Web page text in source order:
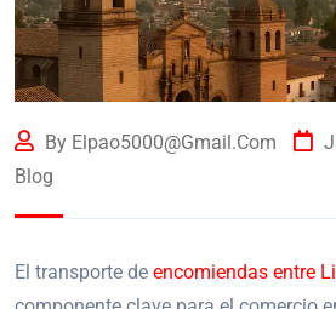
By Elpao5000@gmail.com
Blog
El transporte de encomiendas entre